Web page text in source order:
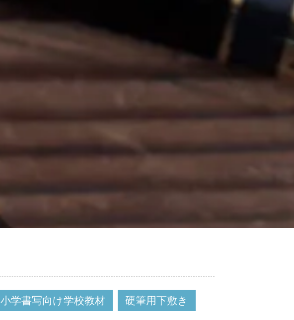
小学書写向け学校教材 硬筆用下敷き